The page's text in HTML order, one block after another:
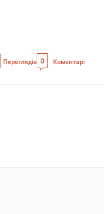
Переглядів 0 Коментарі